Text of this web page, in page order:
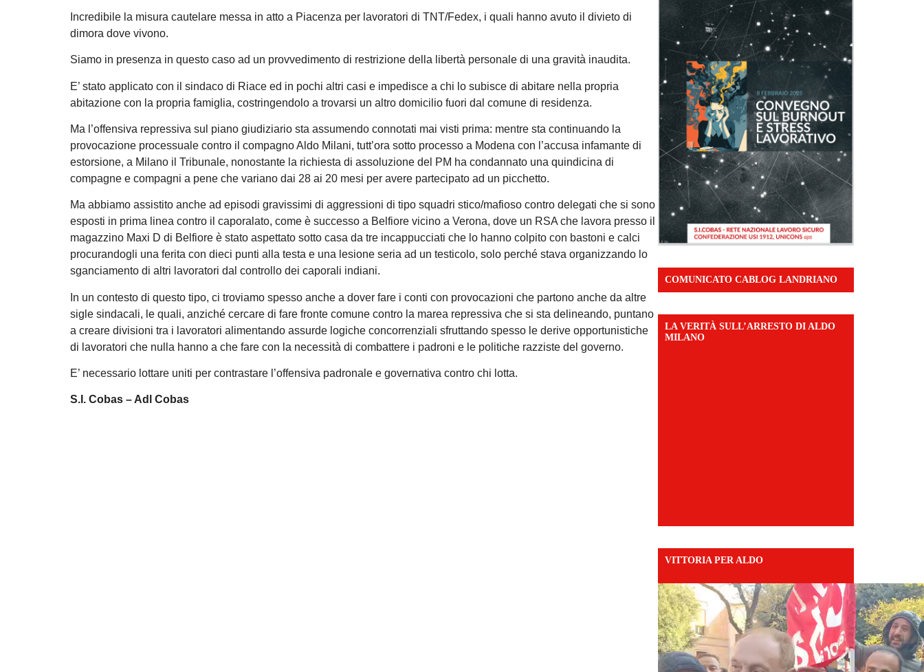
Incredibile la misura cautelare messa in atto a Piacenza per lavoratori di TNT/Fedex, i quali hanno avuto il divieto di
dimora dove vivono.
Siamo in presenza in questo caso ad un provvedimento di restrizione della libertà personale di una gravità inaudita.
E’ stato applicato con il sindaco di Riace ed in pochi altri casi e impedisce a chi lo subisce di abitare nella propria
abitazione con la propria famiglia, costringendolo a trovarsi un altro domicilio fuori dal comune di residenza.
Ma l’offensiva repressiva sul piano giudiziario sta assumendo connotati mai visti prima: mentre sta continuando la
provocazione processuale contro il compagno Aldo Milani, tutt’ora sotto processo a Modena con l’accusa infamante di
estorsione, a Milano il Tribunale, nonostante la richiesta di assoluzione del PM ha condannato una quindicina di
compagne e compagni a pene che variano dai 28 ai 20 mesi per avere partecipato ad un picchetto.
Ma abbiamo assistito anche ad episodi gravissimi di aggressioni di tipo squadri stico/mafioso contro delegati che si sono
esposti in prima linea contro il caporalato, come è successo a Belfiore vicino a Verona, dove un RSA che lavora presso il
magazzino Maxi D di Belfiore è stato aspettato sotto casa da tre incappucciati che lo hanno colpito con bastoni e calci
procurandogli una ferita con dieci punti alla testa e una lesione seria ad un testicolo, solo perché stava organizzando lo
sganciamento di altri lavoratori dal controllo dei caporali indiani.
In un contesto di questo tipo, ci troviamo spesso anche a dover fare i conti con provocazioni che partono anche da altre
sigle sindacali, le quali, anziché cercare di fare fronte comune contro la marea repressiva che si sta delineando, puntano
a creare divisioni tra i lavoratori alimentando assurde logiche concorrenziali sfruttando spesso le derive opportunistiche
di lavoratori che nulla hanno a che fare con la necessità di combattere i padroni e le politiche razziste del governo.
E’ necessario lottare uniti per contrastare l’offensiva padronale e governativa contro chi lotta.
S.I. Cobas – Adl Cobas
COMUNICATO CABLOG LANDRIANO
LA VERITÀ SULL’ARRESTO DI ALDO
MILANO
VITTORIA PER ALDO